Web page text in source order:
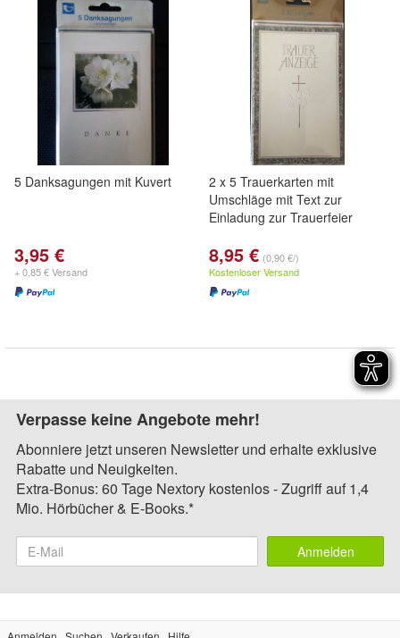
5 Danksagungen mit Kuvert
3,95 €
+ 0,85 € Versand
2 x 5 Trauerkarten mit
Umschläge mit Text zur
Einladung zur Trauerfeier
8,95 € (0,90 €/)
Kostenloser Versand
Verpasse keine Angebote mehr!
Abonniere jetzt unseren Newsletter und erhalte exklusive
Rabatte und Neuigkeiten.
Extra-Bonus: 60 Tage Nextory kostenlos - Zugriff auf 1,4
Mio. Hörbücher & E-Books.*
Anmelden